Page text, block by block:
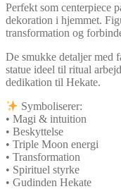
Perfekt som centerpiece
dekoration i hjemmet.
transformation og
De smukke detaljer med
statue ideel til ritual
dedikation til Hekate.
Symboliserer:
• Magi & intuition
• Beskyttelse
• Triple Moon energi
• Transformation
• Spirituel styrke
• Gudinden Hekate